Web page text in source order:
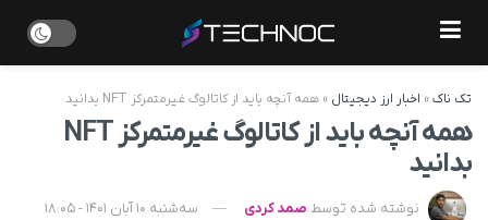
تک ناک» اخبار ارز دیجیتال » همه آنچه باید از کاتالوگ‌ غیرمتمرکز NFT بدانید
همه آنچه باید از کاتالوگ‌ غیرمتمرکز NFT
بدانید
نوشته شده توسط صمد کردی سه‌شنبه 10 آبان 1401 - 18:05